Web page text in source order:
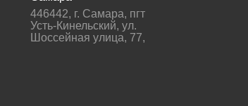
446442, г. Самара, пгт
Усть-Кинельский, ул.
Шоссейная улица, 77,